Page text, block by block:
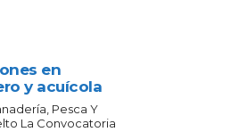
en
y acuícola
Pesca Y
La Convocatoria